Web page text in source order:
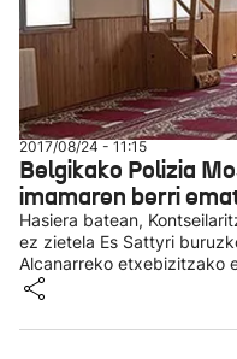
2017/08/24 - 11:15
Belgikako Polizia
imamaren berri
Hasiera batean,
ez zietela Es Sattyri
Alcanarreko etxebizitzako